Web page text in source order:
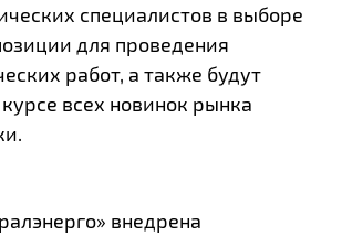
специалистов в выборе
для проведения
работ, а также будут
всех новинок рынка
внедрена